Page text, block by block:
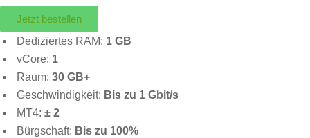
Jetzt bestellen
Dediziertes RAM: 1 GB
vCore: 1
Raum: 30 GB+
Geschwindigkeit: Bis zu 1 Gbit/s
MT4: ± 2
Bürgschaft: Bis zu 100%